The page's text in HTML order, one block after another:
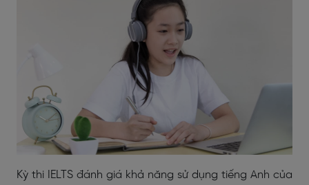
Kỳ thi IELTS đánh giá khả năng sử dụng tiếng Anh của